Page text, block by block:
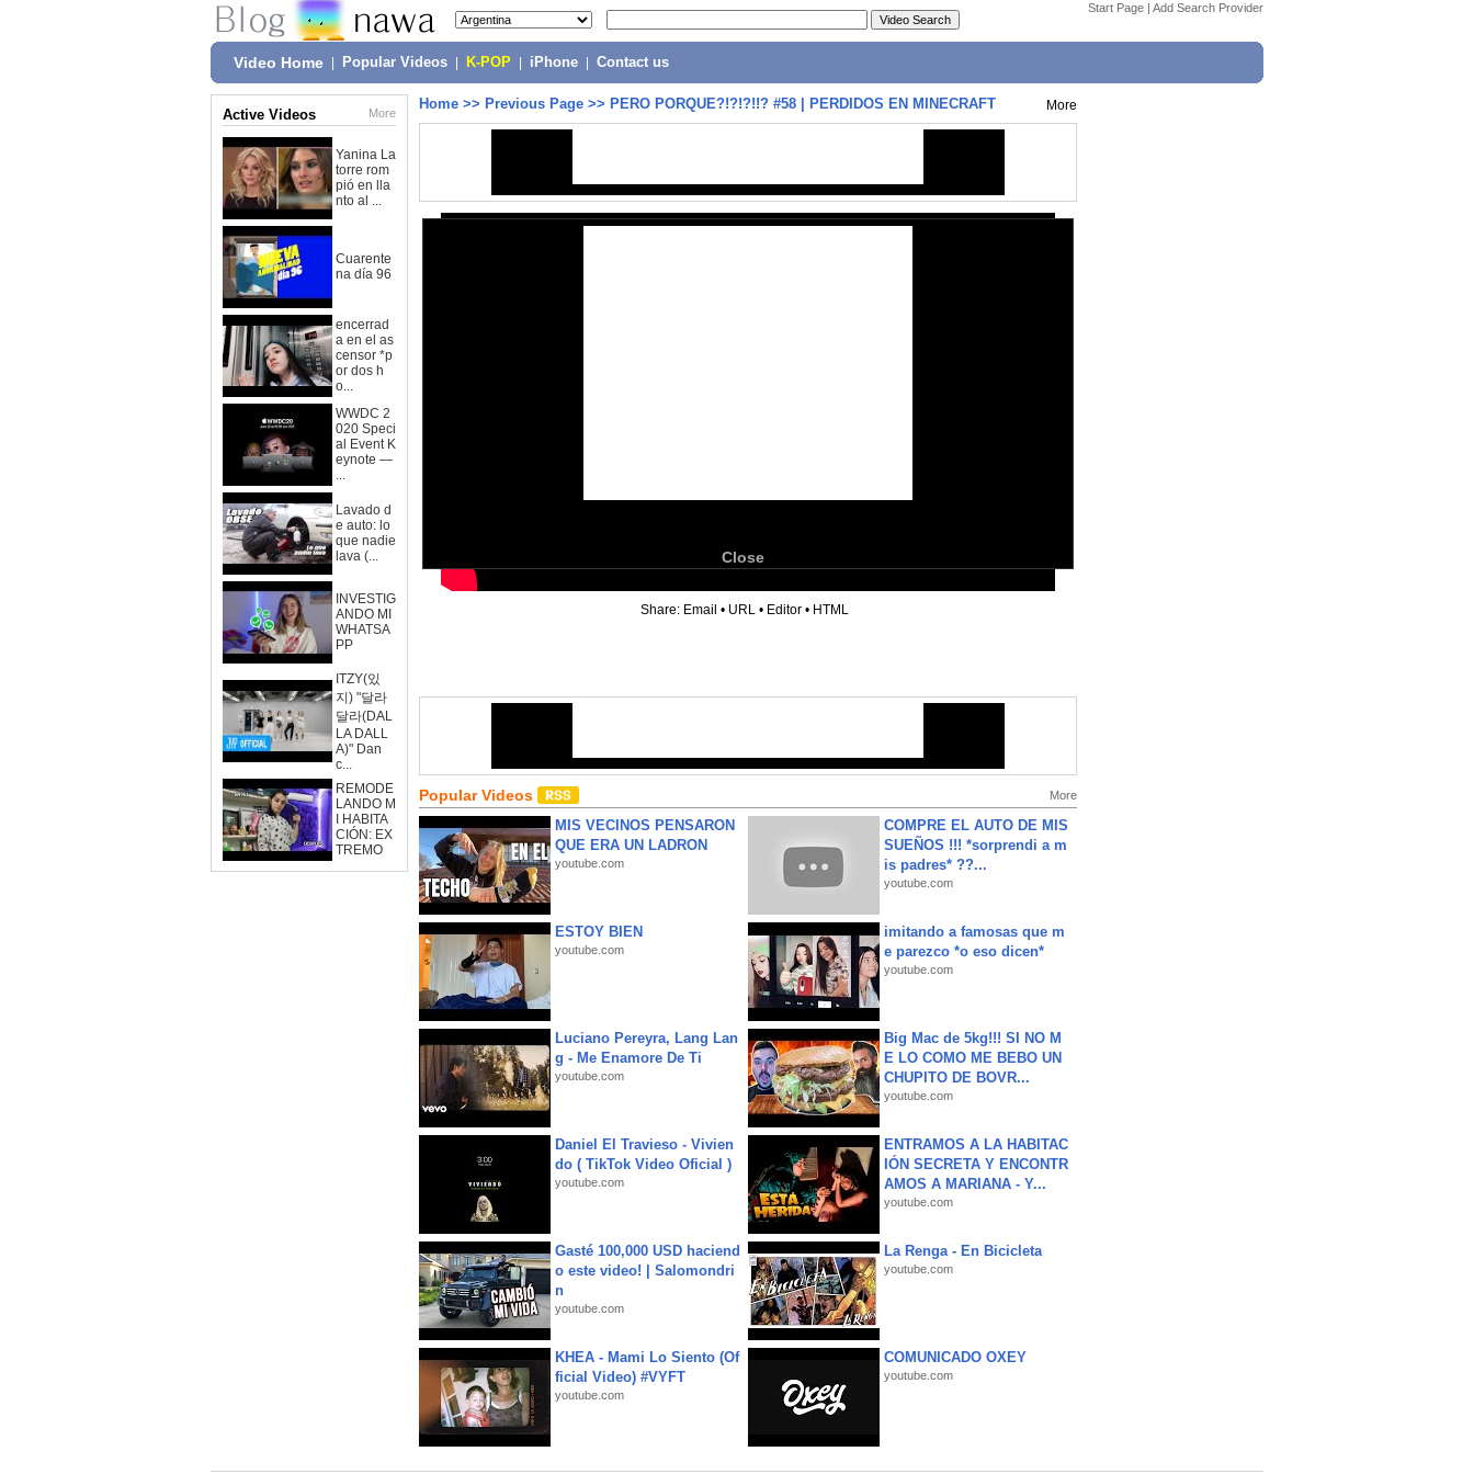
Start Page | Add Search Provider
Video Home Popular Videos K-POP iPhone Contact us
Active Videos More
Yanina La
torre rom
pió en lla
nto al ...
Cuarente
na día 96
encerrad
a en el as
censor *p
or dos h
o...
WWDC 2
020 Speci
al Event K
eynote —
...
Lavado d
e auto: lo
que nadie
lava (...
INVESTIG
ANDO MI
WHATSA
PP
ITZY(있
지) "달라
달라(DAL
LA DALL
A)" Dan
c...
REMODE
LANDO M
I HABITA
CIÓN: EX
TREMO
Home >> Previous Page >> PERO PORQUE?!?!?!!? #58 | PERDIDOS EN MINECRAFT More
Close
Share: Email • URL • Editor • HTML
Popular Videos More
MIS VECINOS PENSARON
QUE ERA UN LADRON
youtube.com
COMPRE EL AUTO DE MIS
SUEÑOS !!! *sorprendi a m
is padres* ??...
youtube.com
ESTOY BIEN
youtube.com
imitando a famosas que m
e parezco *o eso dicen*
youtube.com
Luciano Pereyra, Lang Lan
g - Me Enamore De Ti
youtube.com
Big Mac de 5kg!!! SI NO M
E LO COMO ME BEBO UN
CHUPITO DE BOVR...
youtube.com
Daniel El Travieso - Vivien
do ( TikTok Video Oficial )
youtube.com
ENTRAMOS A LA HABITAC
IÓN SECRETA Y ENCONTR
AMOS A MARIANA - Y...
youtube.com
Gasté 100,000 USD haciend
o este video! | Salomondri
n
youtube.com
La Renga - En Bicicleta
youtube.com
KHEA - Mami Lo Siento (Of
ficial Video) #VYFT
youtube.com
COMUNICADO OXEY
youtube.com